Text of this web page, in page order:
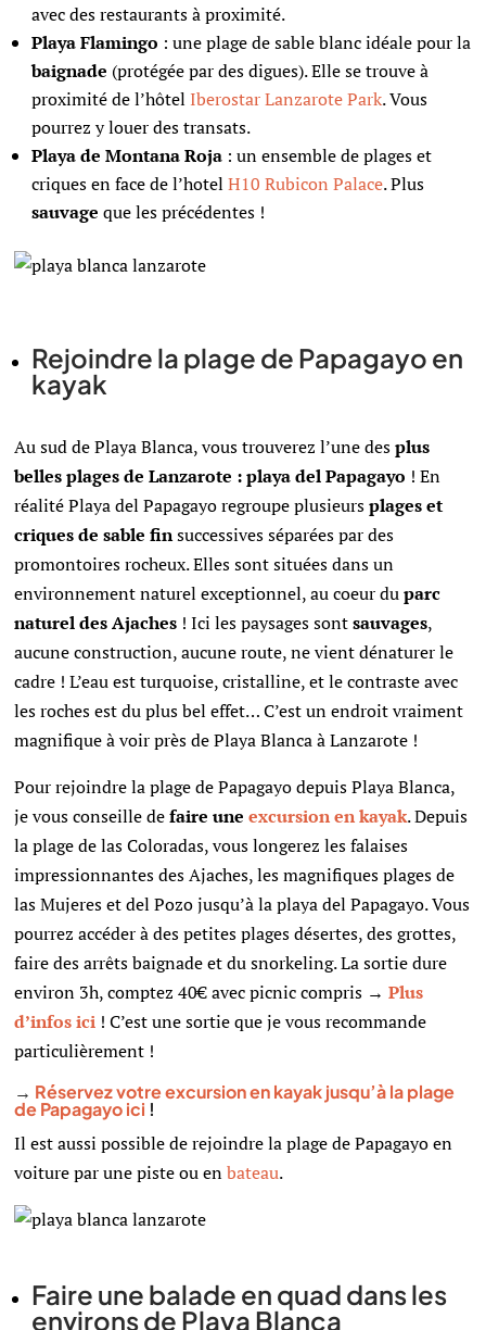
avec des restaurants à proximité.
Playa Flamingo : une plage de sable blanc idéale pour la
baignade (protégée par des digues). Elle se trouve à
proximité de l’hôtel Iberostar Lanzarote Park. Vous
pourrez y louer des transats.
Playa de Montana Roja : un ensemble de plages et
criques en face de l’hotelH10 Rubicon Palace. Plus
sauvage que les précédentes !
Rejoindre la plage de Papagayo en
kayak
Au sud de Playa Blanca, vous trouverez l’une desplus
belles plages de Lanzarote : playa del Papagayo ! En
réalité Playa del Papagayo regroupe plusieursplages et
criques de sable finsuccessives séparées par des
promontoires rocheux. Elles sont situées dans un
environnement naturel exceptionnel, au coeur duparc
naturel des Ajaches ! Ici les paysages sontsauvages,
aucune construction, aucune route, ne vient dénaturer le
cadre ! L’eau est turquoise, cristalline, et le contraste avec
les roches est du plus bel effet… C’est un endroit vraiment
magnifique à voir près de Playa Blanca à Lanzarote !
Pour rejoindre la plage de Papagayo depuis Playa Blanca,
je vous conseille defaire uneexcursion en kayak. Depuis
la plage de las Coloradas, vous longerez les falaises
impressionnantes des Ajaches, les magnifiques plages de
las Mujeres et del Pozo jusqu’à la playa del Papagayo. Vous
pourrez accéder à des petites plages désertes, des grottes,
faire des arrêts baignade et du snorkeling. La sortie dure
environ 3h, comptez 40€ avec picnic compris →Plus
d’infos ici ! C’est une sortie que je vous recommande
particulièrement !
→ Réservez votre excursion en kayak jusqu’à la plage
de Papagayo ici !
Il est aussi possible de rejoindre la plage de Papagayo en
voiture par une piste ou enbateau.
Faire une balade en quad dans les
environs de Playa Blanca